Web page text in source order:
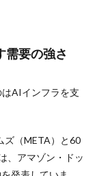
需要の強さ
AIインフラを支
ズ（META）と60
、アマゾン・ドッ